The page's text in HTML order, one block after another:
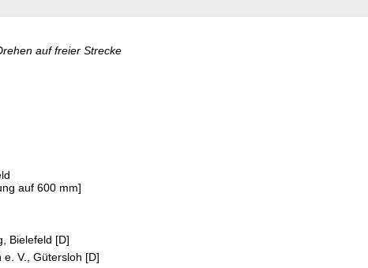
auf freier Strecke
auf 600 mm]
Bielefeld [D]
V., Gütersloh [D]